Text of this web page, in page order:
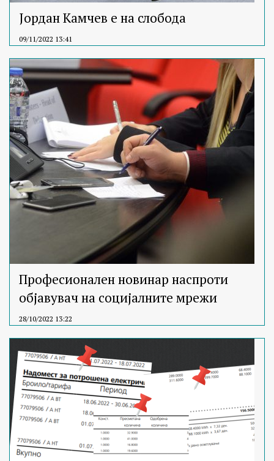
Јордан Камчев е на слобода
09/11/2022 13:41
Професионален новинар наспроти
објавувач на социјалните мрежи
28/10/2022 13:22